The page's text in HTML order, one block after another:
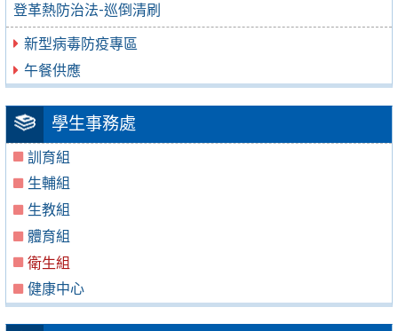
登革熱防治法-巡倒清刷
新型病毒防疫專區
午餐供應
學生事務處
訓育組
生輔組
生教組
體育組
衛生組
健康中心